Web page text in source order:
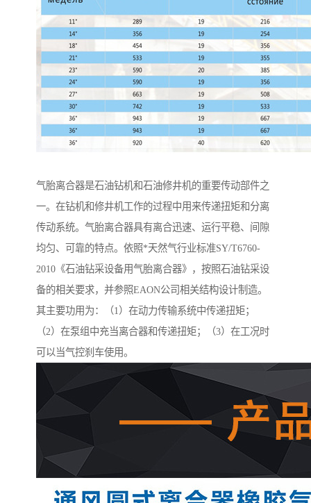
气胎离合器是石油钻机和石油修井机的重要传动部件之
一。在钻机和修井机工作的过程中用来传递扭矩和分离
传动系统。气胎离合器具有离合迅速、运行平稳、间隙
均匀、可靠的特点。依照*天然气行业标准SY/T6760-
2010《石油钻采设备用气胎离合器》，按照石油钻采设
备的相关要求，并参照EAON公司相关结构设计制造。
其主要功用为：（1）在动力传输系统中传递扭矩；
（2）在泵组中充当离合器和传递扭矩；（3）在工况时
可以当气控刹车使用。